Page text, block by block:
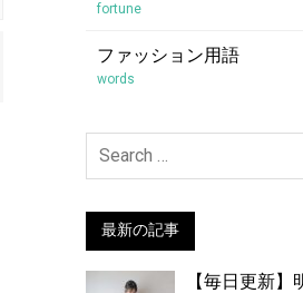
fortune
ファッション用語
words
最新の記事
【毎日更新